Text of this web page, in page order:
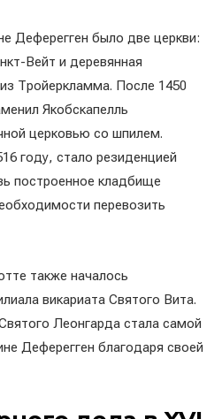
Деферегген было две церкви:
Вейт и деревянная
Тройеркламма. После 1450
Якобскапелль
церковью со шпилем.
году, стало резиденцией
построенное кладбище
перевозить
также началось
викариата Святого Вита.
Леонгарда стала самой
Деферегген благодаря своей